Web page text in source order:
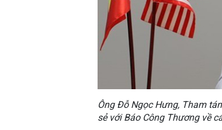
Ông Đỗ Ngọc Hưng, Tham
sẻ với Báo Công Thương về